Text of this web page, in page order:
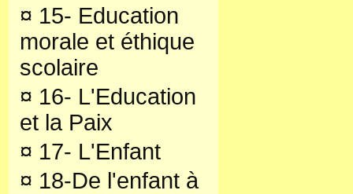
¤ 15- Education
morale et éthique
scolaire
¤ 16- L'Education
et la Paix
¤ 17- L'Enfant
¤ 18-De l'enfant à